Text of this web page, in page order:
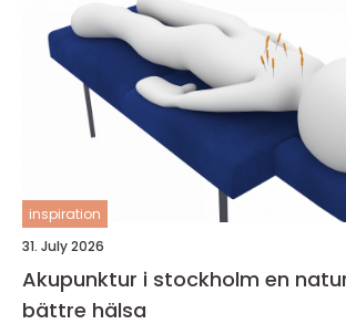
inspiration
31. July 2026
Akupunktur i stockholm en naturlig väg till
bättre hälsa